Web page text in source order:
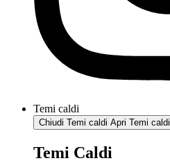
Temi caldi
Chiudi Temi caldi Apri Temi caldi
Temi Caldi